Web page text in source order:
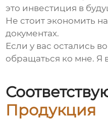
это инвестиция в
Не стоит экономить
документах.
Если у вас остались
обращаться ко мне. Я
Продукция